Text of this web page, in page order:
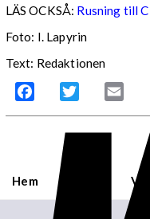
LÄS OCKSÅ: Rusning till
Foto: I. Lapyrin
Text: Redaktionen
Facebook Twitter
Hem